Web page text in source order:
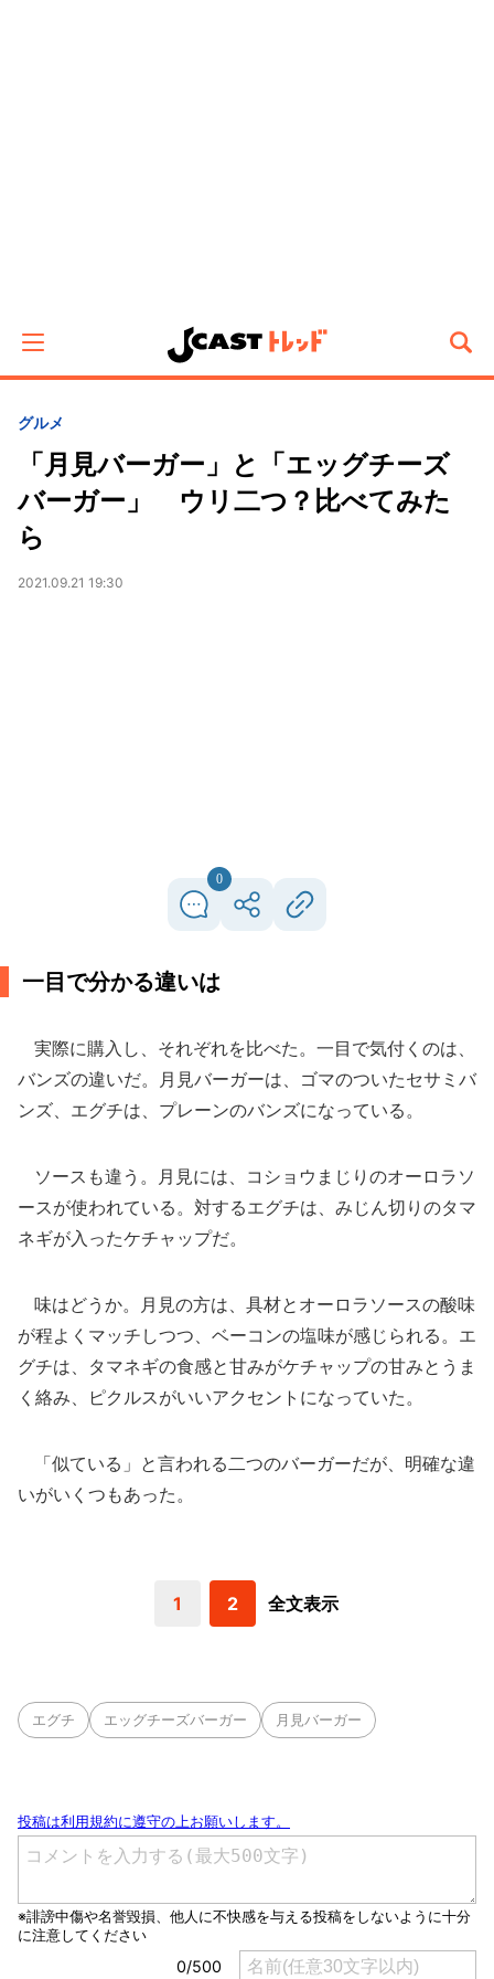
グルメ
「月見バーガー」と「エッグチーズ
バーガー」 ウリ二つ？比べてみた
ら
2021.09.21 19:30
0
一目で分かる違いは
実際に購入し、それぞれを比べた。一目で気付くのは、
バンズの違いだ。月見バーガーは、ゴマのついたセサミバ
ンズ、エグチは、プレーンのバンズになっている。
ソースも違う。月見には、コショウまじりのオーロラソ
ースが使われている。対するエグチは、みじん切りのタマ
ネギが入ったケチャップだ。
味はどうか。月見の方は、具材とオーロラソースの酸味
が程よくマッチしつつ、ベーコンの塩味が感じられる。エ
グチは、タマネギの食感と甘みがケチャップの甘みとうま
く絡み、ピクルスがいいアクセントになっていた。
「似ている」と言われる二つのバーガーだが、明確な違
いがいくつもあった。
1 2 全文表示
エグチ エッグチーズバーガー 月見バーガー